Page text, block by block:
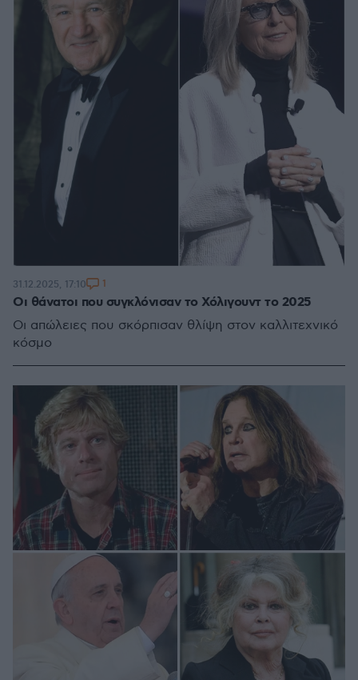
Οι θάνατοι που συγκλόνισαν το Χόλιγουντ το 2025
Οι απώλειες που σκόρπισαν θλίψη στον καλλιτεχνικό
κόσμο
31.12.2025, 17:10 1